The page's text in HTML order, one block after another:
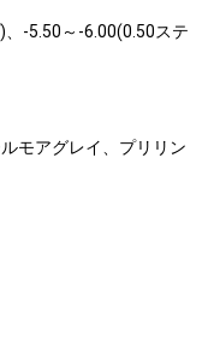
-5.50～-6.00(0.50ステ
モアグレイ、プリリン